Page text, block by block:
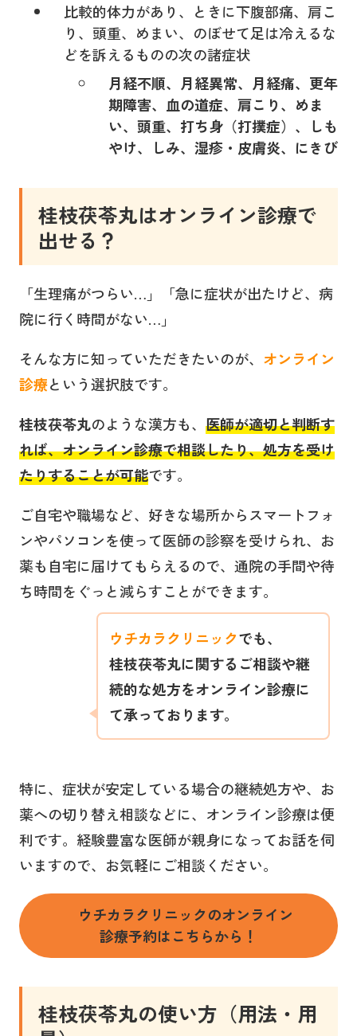
比較的体力があり、ときに下腹部痛、肩こ
り、頭重、めまい、のぼせて足は冷えるな
どを訴えるものの次の諸症状
月経不順、月経異常、月経痛、更年
期障害、血の道症、肩こり、めま
い、頭重、打ち身（打撲症）、しも
やけ、しみ、湿疹・皮膚炎、にきび
桂枝茯苓丸はオンライン診療で
出せる？
「生理痛がつらい…」「急に症状が出たけど、病
院に行く時間がない…」
そんな方に知っていただきたいのが、 オンライン
診療という選択肢です。
桂枝茯苓丸のような漢方も、 医師が適切と判断す
れば、オンライン診療で相談したり、処方を受け
たりすることが可能です。
ご自宅や職場など、好きな場所からスマートフォ
ンやパソコンを使って医師の診察を受けられ、お
薬も自宅に届けてもらえるので、通院の手間や待
ち時間をぐっと減らすことができます。
ウチカラクリニックでも、
桂枝茯苓丸に関するご相談や継
続的な処方をオンライン診療に
て承っております。
特に、症状が安定している場合の継続処方や、お
薬への切り替え相談などに、オンライン診療は便
利です。経験豊富な医師が親身になってお話を伺
いますので、お気軽にご相談ください。
ウチカラクリニックのオンライン
診療予約はこちらから！
桂枝茯苓丸の使い方（用法・用